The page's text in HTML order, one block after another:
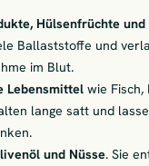
Hülsenfrüchte und
Ballaststoffe und
im Blut.
Lebensmittel wie Fisch,
lange satt und
und Nüsse. Sie